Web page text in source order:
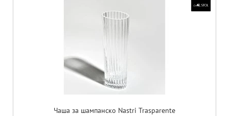
Чаша за шампанско Nastri Trasparente